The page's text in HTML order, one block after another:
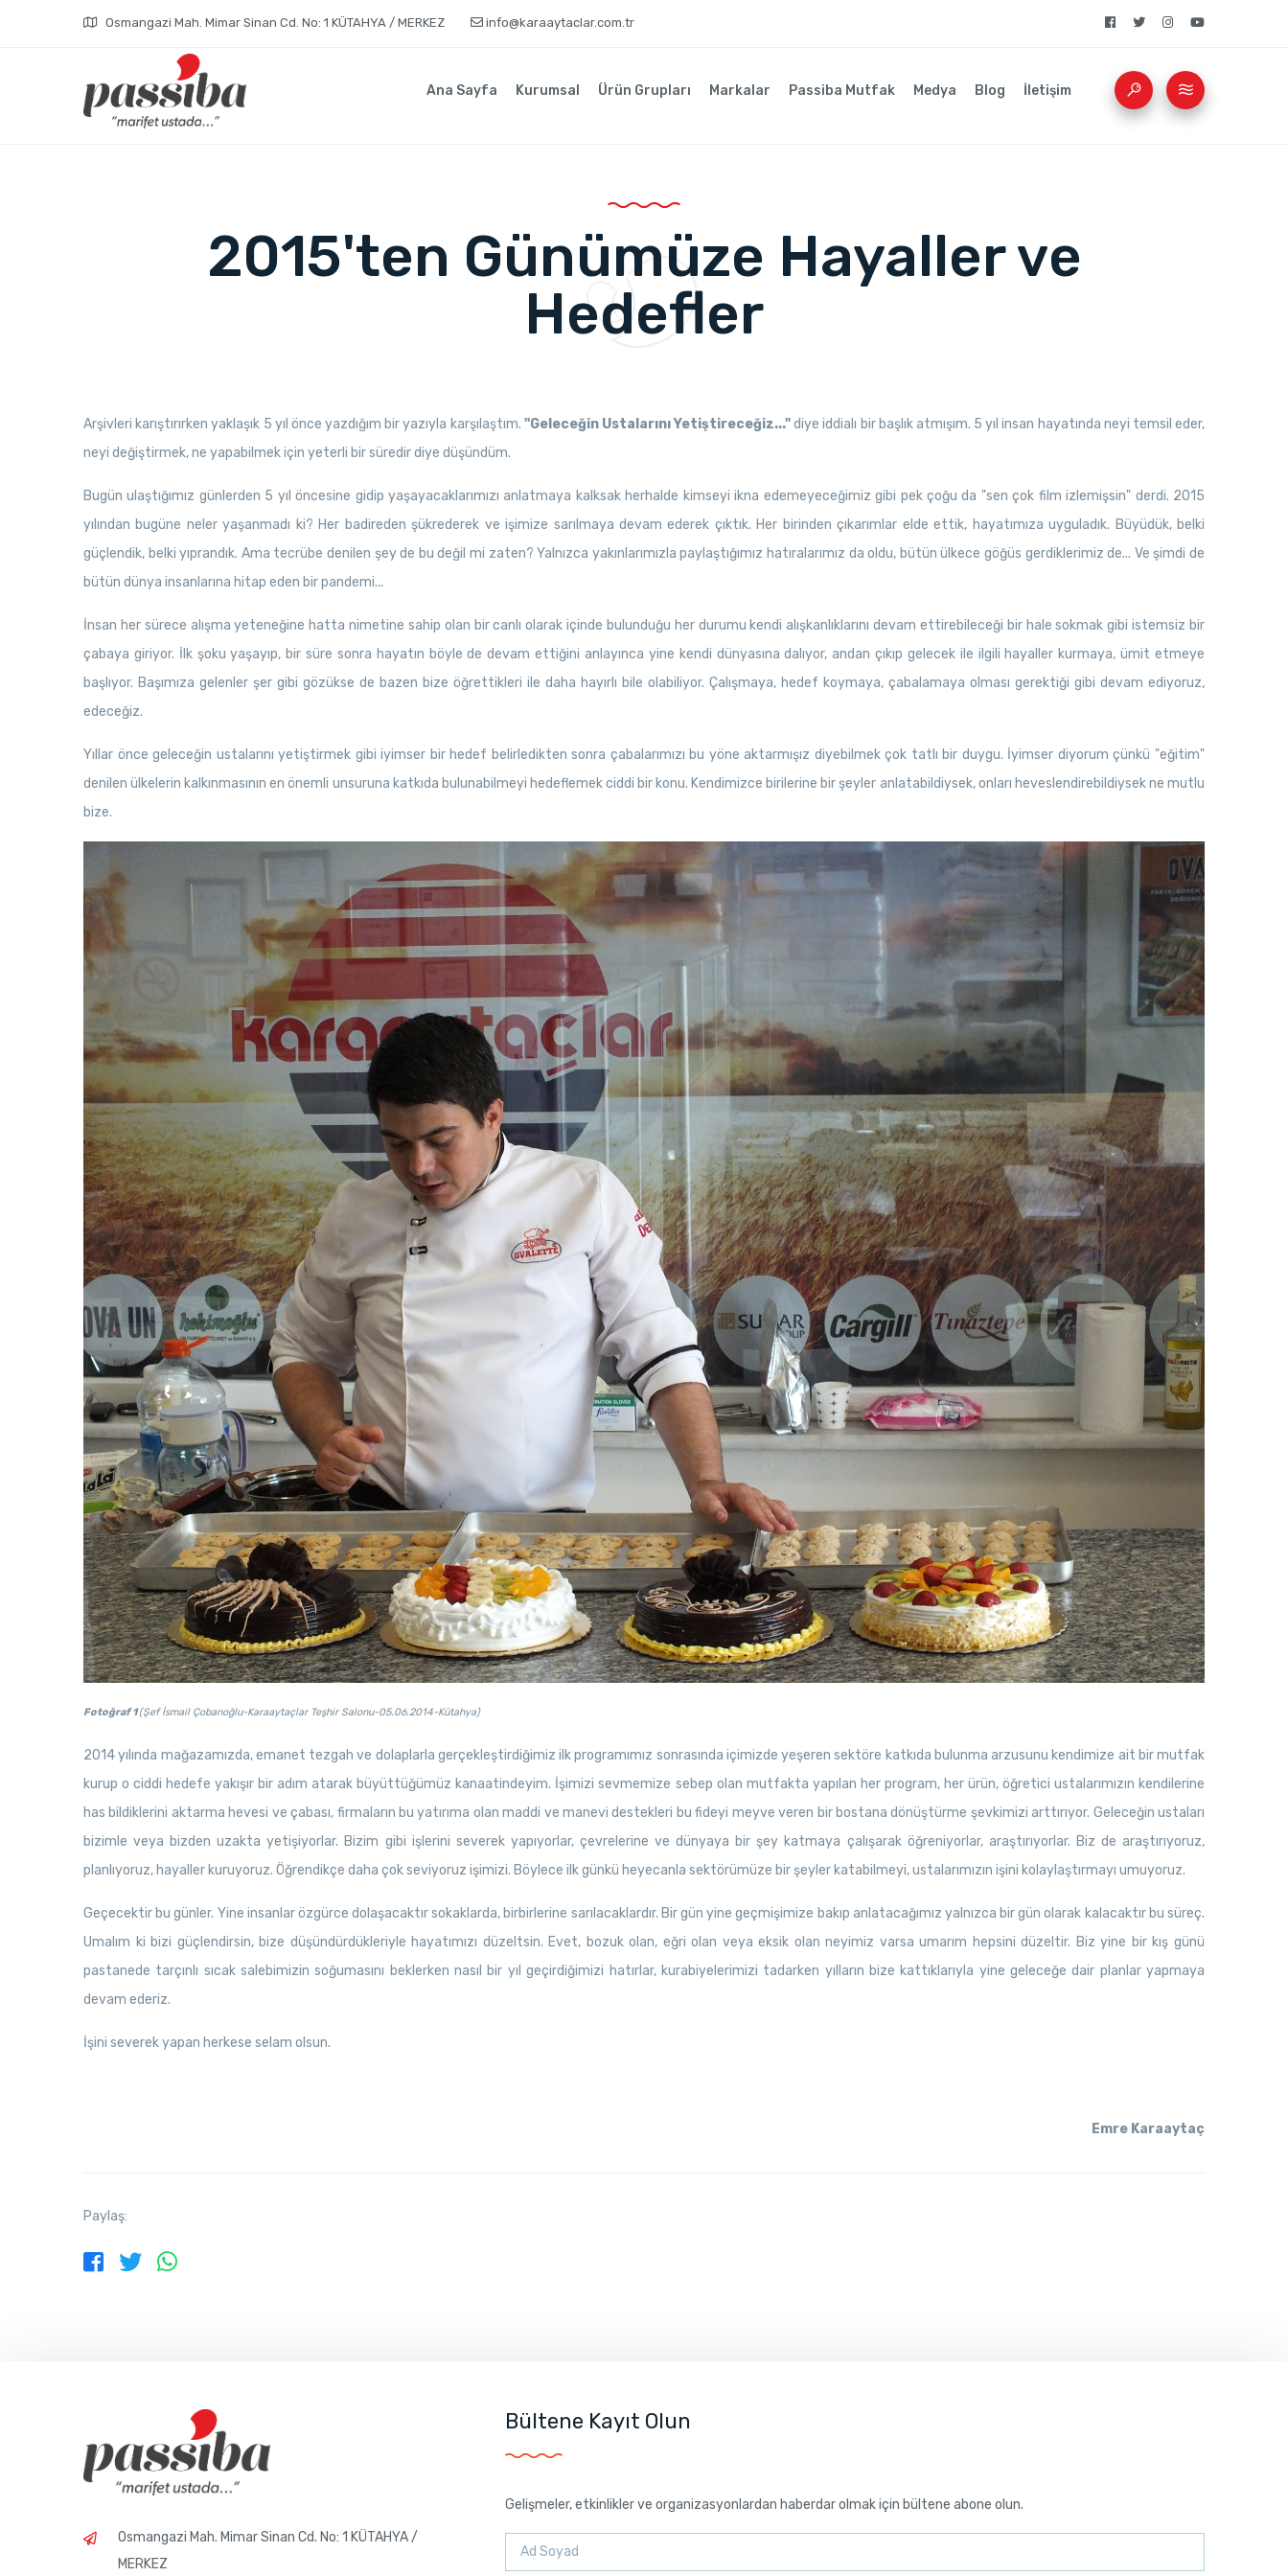
Osmangazi Mah. Mimar Sinan Cd. No: 1 KÜTAHYA / MERKEZ info@karaaytaclar.com.tr
Ana Sayfa Kurumsal Ürün Grupları Markalar Passiba Mutfak Medya Blog İletişim
2015'ten Günümüze Hayaller ve
Hedefler
Arşivleri karıştırırken yaklaşık 5 yıl önce yazdığım bir yazıyla karşılaştım. "Geleceğin Ustalarını Yetiştireceğiz..."diye iddialı bir başlık atmışım. 5 yıl insan hayatında neyi temsil eder,
neyi değiştirmek, ne yapabilmek için yeterli bir süredir diye düşündüm.
Bugün ulaştığımız günlerden 5 yıl öncesine gidip yaşayacaklarımızı anlatmaya kalksak herhalde kimseyi ikna edemeyeceğimiz gibi pek çoğu da "sen çok film izlemişsin" derdi. 2015
yılından bugüne neler yaşanmadı ki? Her badireden şükrederek ve işimize sarılmaya devam ederek çıktık. Her birinden çıkarımlar elde ettik, hayatımıza uyguladık. Büyüdük, belki
güçlendik, belki yıprandık. Ama tecrübe denilen şey de bu değil mi zaten? Yalnızca yakınlarımızla paylaştığımız hatıralarımız da oldu, bütün ülkece göğüs gerdiklerimiz de... Ve şimdi de
bütün dünya insanlarına hitap eden bir pandemi...
İnsan her sürece alışma yeteneğine hatta nimetine sahip olan bir canlı olarak içinde bulunduğu her durumu kendi alışkanlıklarını devam ettirebileceği bir hale sokmak gibi istemsiz bir
çabaya giriyor. İlk şoku yaşayıp, bir süre sonra hayatın böyle de devam ettiğini anlayınca yine kendi dünyasına dalıyor, andan çıkıp gelecek ile ilgili hayaller kurmaya, ümit etmeye
başlıyor. Başımıza gelenler şer gibi gözükse de bazen bize öğrettikleri ile daha hayırlı bile olabiliyor. Çalışmaya, hedef koymaya, çabalamaya olması gerektiği gibi devam ediyoruz,
edeceğiz.
Yıllar önce geleceğin ustalarını yetiştirmek gibi iyimser bir hedef belirledikten sonra çabalarımızı bu yöne aktarmışız diyebilmek çok tatlı bir duygu. İyimser diyorum çünkü "eğitim"
denilen ülkelerin kalkınmasının en önemli unsuruna katkıda bulunabilmeyi hedeflemek ciddi bir konu. Kendimizce birilerine bir şeyler anlatabildiysek, onları heveslendirebildiysek ne mutlu
bize.
Fotoğraf 1(Şef İsmail Çobanoğlu-Karaaytaçlar Teşhir Salonu-05.06.2014-Kütahya)
2014 yılında mağazamızda, emanet tezgah ve dolaplarla gerçekleştirdiğimiz ilk programımız sonrasında içimizde yeşeren sektöre katkıda bulunma arzusunu kendimize ait bir mutfak
kurup o ciddi hedefe yakışır bir adım atarak büyüttüğümüz kanaatindeyim. İşimizi sevmemize sebep olan mutfakta yapılan her program, her ürün, öğretici ustalarımızın kendilerine
has bildiklerini aktarma hevesi ve çabası, firmaların bu yatırıma olan maddi ve manevi destekleri bu fideyi meyve veren bir bostana dönüştürme şevkimizi arttırıyor. Geleceğin ustaları
bizimle veya bizden uzakta yetişiyorlar. Bizim gibi işlerini severek yapıyorlar, çevrelerine ve dünyaya bir şey katmaya çalışarak öğreniyorlar, araştırıyorlar. Biz de araştırıyoruz,
planlıyoruz, hayaller kuruyoruz. Öğrendikçe daha çok seviyoruz işimizi. Böylece ilk günkü heyecanla sektörümüze bir şeyler katabilmeyi, ustalarımızın işini kolaylaştırmayı umuyoruz.
Geçecektir bu günler. Yine insanlar özgürce dolaşacaktır sokaklarda, birbirlerine sarılacaklardır. Bir gün yine geçmişimize bakıp anlatacağımız yalnızca bir gün olarak kalacaktır bu süreç.
Umalım ki bizi güçlendirsin, bize düşündürdükleriyle hayatımızı düzeltsin. Evet, bozuk olan, eğri olan veya eksik olan neyimiz varsa umarım hepsini düzeltir. Biz yine bir kış günü
pastanede tarçınlı sıcak salebimizin soğumasını beklerken nasıl bir yıl geçirdiğimizi hatırlar, kurabiyelerimizi tadarken yılların bize kattıklarıyla yine geleceğe dair planlar yapmaya
devam ederiz.
İşini severek yapan herkese selam olsun.
Emre Karaaytaç
Paylaş:
Osmangazi Mah. Mimar Sinan Cd. No: 1 KÜTAHYA /
MERKEZ
Bültene Kayıt Olun
Gelişmeler, etkinlikler ve organizasyonlardan haberdar olmak için bültene abone olun.